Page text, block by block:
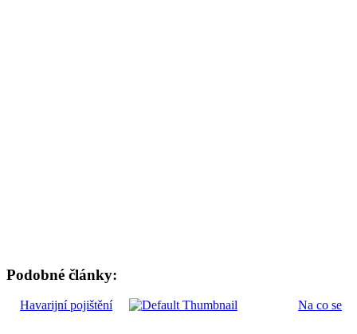
Podobné články:
Havarijní pojištění Na co se